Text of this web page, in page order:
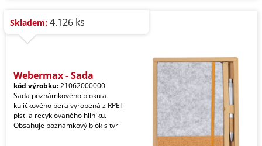
Skladem: 4.126 ks
Webermax - Sada
kód výrobku:21062000000
Sada poznámkového bloku a
kuličkového pera vyrobená z RPET
plsti a recyklovaného hliníku.
Obsahuje poznámkový blok s tvr